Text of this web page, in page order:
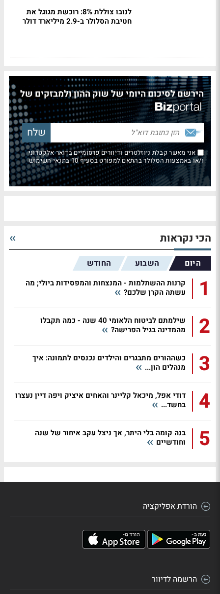
לנובו צוללת 8%: רוכשת מגוגל את
חטיבת הסלולר ב-2.9 מיליארד דולר
הירשם לסיכום היומי של שוק ההון ולמבזקים של
אני מאשר קבלת ניוזלטרים ודיוורים פרסומיים בדואר אלקטרוני
ו/או באמצעות הסלולר בהתאם למפורט בסעיף 10 בתנאי השימוש
הכי נקראות
היום השבוע החודש
1
קרנות ההשתלמות - המנצחות והמפסידות ביולי; מה
עשתה הקרן שלכם?
2
שילמתם לביטוח הלאומי 40 שנה - כמה תקבלו
מהמדינה בגיל הפרישה?
3
כשההורים מתבגרים והילדים נכנסים לתמונה: איך
מנהלים הון...
4
דודי אפל, מיכאל קליינר והאחים איציק ויפה דיין נעצרו
בחשד...
5
בנה קומה בלי היתר, אך ניצל עקב איחור של שנה
וחודשיים
הורדת אפליקציה
הרשמה לדיוור